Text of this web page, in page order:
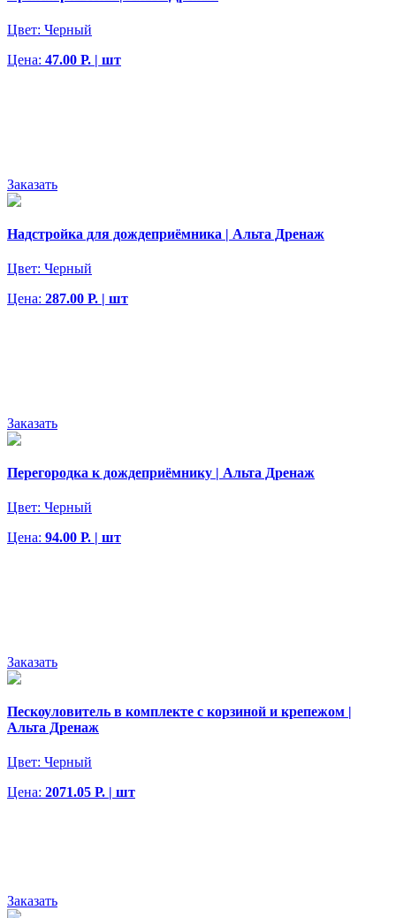
Цвет: Черный
Цена: 47.00 Р. | шт
Заказать
Надстройка для дождеприёмника | Альта Дренаж
Цвет: Черный
Цена: 287.00 Р. | шт
Заказать
Перегородка к дождеприёмнику | Альта Дренаж
Цвет: Черный
Цена: 94.00 Р. | шт
Заказать
Пескоуловитель в комплекте с корзиной и крепежом |
Альта Дренаж
Цвет: Черный
Цена: 2071.05 Р. | шт
Заказать